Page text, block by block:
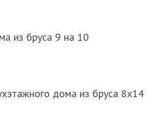
из бруса 9 на 10
дома из бруса 8х14